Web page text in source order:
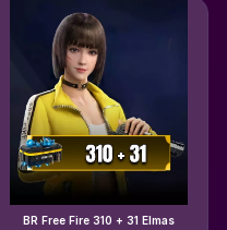
BR Free Fire 310 + 31 Elmas